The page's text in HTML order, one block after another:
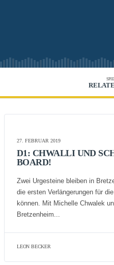
27. FEBRUAR 2019
D1: CHWALLI UND
BOARD!
Zwei Urgesteine bleiben in
die ersten Verlängerungen für
können. Mit Michelle Chwalek
Bretzenheim...
LEON BECKER